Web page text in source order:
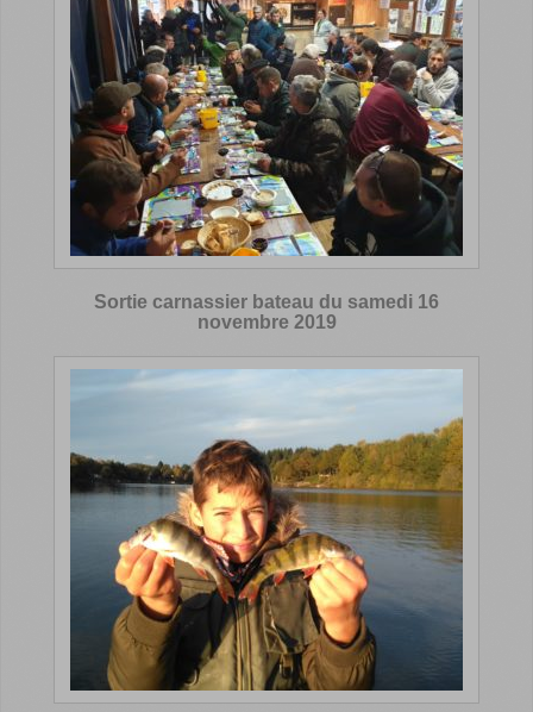
Sortie carnassier bateau du samedi 16
novembre 2019